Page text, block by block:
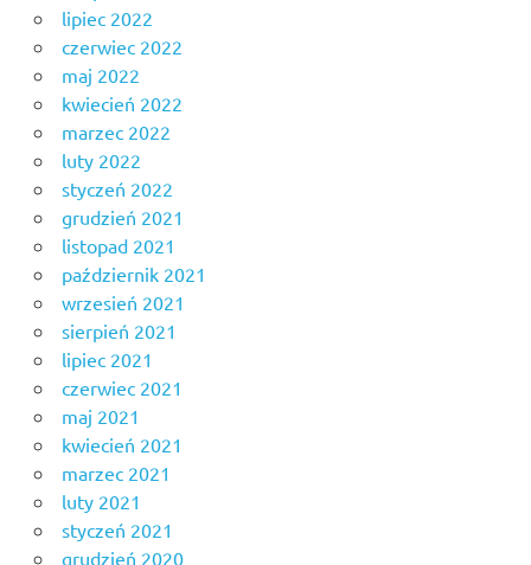
lipiec 2022
czerwiec 2022
maj 2022
kwiecień 2022
marzec 2022
luty 2022
styczeń 2022
grudzień 2021
listopad 2021
październik 2021
wrzesień 2021
sierpień 2021
lipiec 2021
czerwiec 2021
maj 2021
kwiecień 2021
marzec 2021
luty 2021
styczeń 2021
grudzień 2020